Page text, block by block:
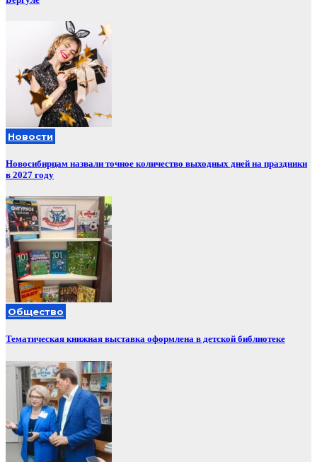
Новости
Новосибирцам назвали точное количество выходных дней на праздники
в 2027 году
Общество
Тематическая книжная выставка оформлена в детской библиотеке